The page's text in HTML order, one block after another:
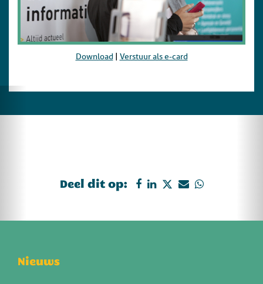
Download| Verstuur als e-card
Deel dit op:
Nieuws